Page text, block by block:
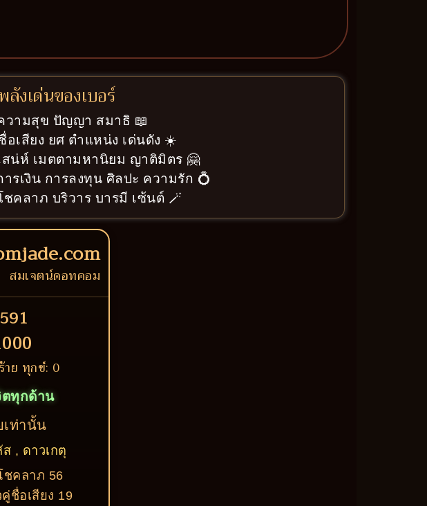
ลังเด่นของเบอร์
วามสุข ปัญญา สมาธิ 📖
อเสียง ยศ ตำแหน่ง เด่นดัง ☀️
สน่ห์ เมตตามหานิยม ญาติมิตร 🤗
ารเงิน การลงทุน ศิลปะ ความรัก 💍
ชคลาภ บริวาร บารมี เซ้นต์ 🪄
สมเจตน์ดอทคอม
ย ทุกข์: 0
ตทุกด้าน
เท่านั้น
, ดาวเกตุ
ชคลาภ 56
ชื่อเสียง 19